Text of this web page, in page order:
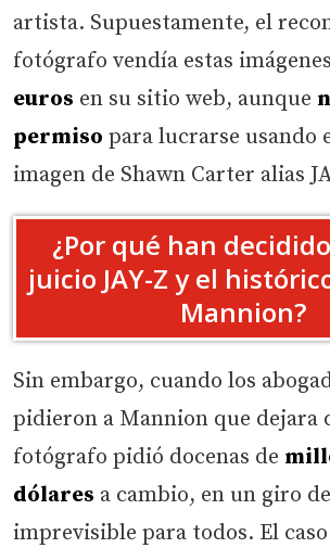
artista. Supuestamente, el
fotógrafo vendía estas
euros en su sitio web, aunque
permiso para lucrarse usando
imagen de Shawn Carter alias
¿Por qué han
juicio JAY-Z y el
Mannion?
Sin embargo, cuando los
pidieron a Mannion que dejara
fotógrafo pidió docenas de
dólares a cambio, en un giro
imprevisible para todos. El